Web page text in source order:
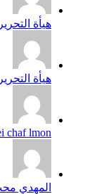
هيأة
هيأة
lmon...
المهدي